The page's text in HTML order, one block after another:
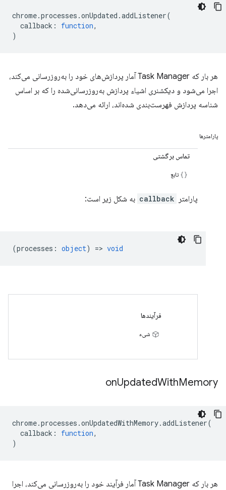
chrome.processes .onUpdated .addListener(
callback : function,
)
هر بار که Task Manager آمار پردازش‌های خود را به‌روزرسانی می‌کند،
اجرا می‌شود و دیکشنری اشیاء پردازش به‌روزرسانی‌شده را که بر اساس
شناسه پردازش فهرست‌بندی شده‌اند، ارائه می‌دهد.
پارامترها
تماس برگشتی
تابع
پارامتر callback به شکل زیر است:
(processes : object) => void
فرآیندها
شیء
onUpdatedWithMemory
chrome.processes .onUpdatedWithMemory.addListener(
callback : function,
)
هر بار که Task Manager آمار فرآیند خود را به‌روزرسانی می‌کند، اجرا